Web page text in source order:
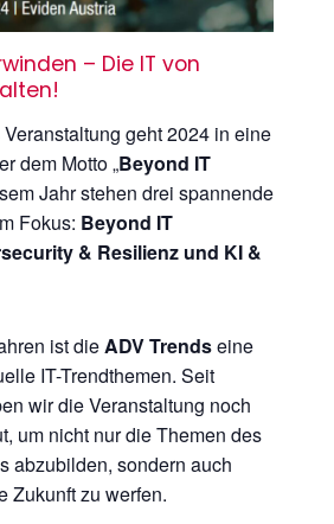
– Die IT von
geht 2024 in eine
dem Motto „Beyond IT
Jahr stehen drei spannende
Fokus: Beyond IT
& Resilienz und KI &
ist dieADV Trendseine
IT-Trendthemen. Seit
wir die Veranstaltung noch
um nicht nur die Themen des
abzubilden, sondern auch
Zukunft zu werfen.